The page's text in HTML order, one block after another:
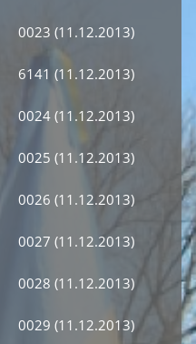
0023 (11.12.2013)
6141 (11.12.2013)
0024 (11.12.2013)
0025 (11.12.2013)
0026 (11.12.2013)
0027 (11.12.2013)
0028 (11.12.2013)
0029 (11.12.2013)